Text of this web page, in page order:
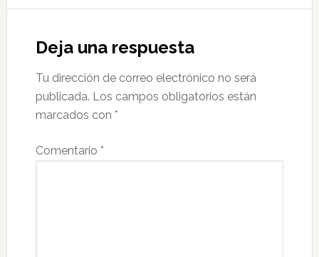
Deja una respuesta
Tu dirección de correo electrónico no será
publicada. Los campos obligatorios están
marcados con *
Comentario *